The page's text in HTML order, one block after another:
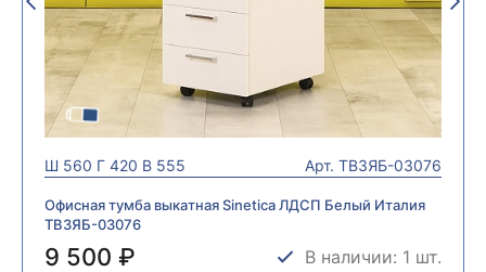
Ш 560 Г 420 В 555 Арт. ТВ3ЯБ-03076
Офисная тумба выкатная Sinetica ЛДСП Белый Италия
ТВ3ЯБ-03076
9 500 ₽ В наличии: 1 шт.